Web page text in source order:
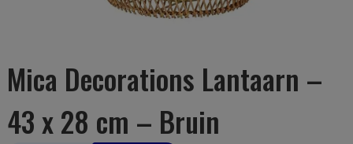
Mica Decorations Lantaarn –
43 x 28 cm – Bruin